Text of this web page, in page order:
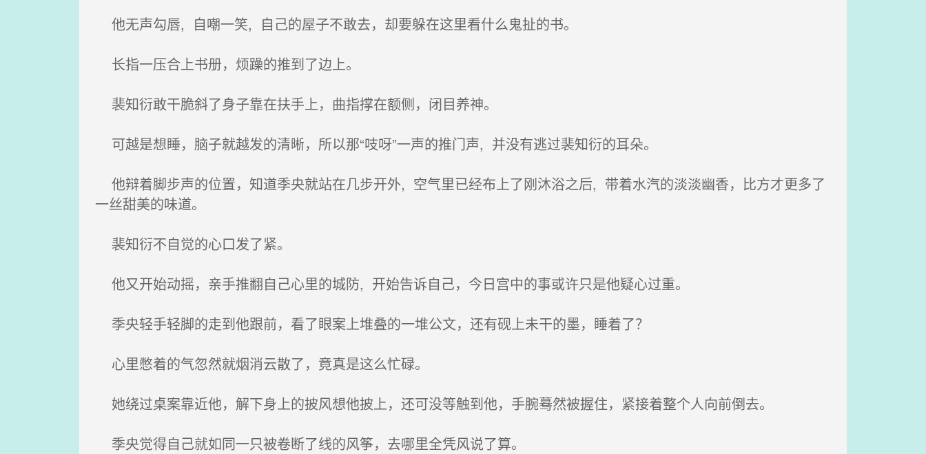
他无声勾唇, 自嘲一笑, 自己的屋子不敢去，却要躲在这里看什么鬼扯的书。
长指一压合上书册，烦躁的推到了边上。
裴知衍敢干脆斜了身子靠在扶手上，曲指撑在额侧，闭目养神。
可越是想睡，脑子就越发的清晰，所以那“吱呀”一声的推门声, 并没有逃过裴知衍的耳朵。
他辩着脚步声的位置，知道季央就站在几步开外, 空气里已经布上了刚沐浴之后, 带着水汽的淡淡幽香，比方才更多了
一丝甜美的味道。
裴知衍不自觉的心口发了紧。
他又开始动摇，亲手推翻自己心里的城防, 开始告诉自己，今日宫中的事或许只是他疑心过重。
季央轻手轻脚的走到他跟前，看了眼案上堆叠的一堆公文，还有砚上未干的墨，睡着了？
心里憋着的气忽然就烟消云散了，竟真是这么忙碌。
她绕过桌案靠近他，解下身上的披风想他披上，还可没等触到他，手腕蓦然被握住，紧接着整个人向前倒去。
季央觉得自己就如同一只被卷断了线的风筝，去哪里全凭风说了算。